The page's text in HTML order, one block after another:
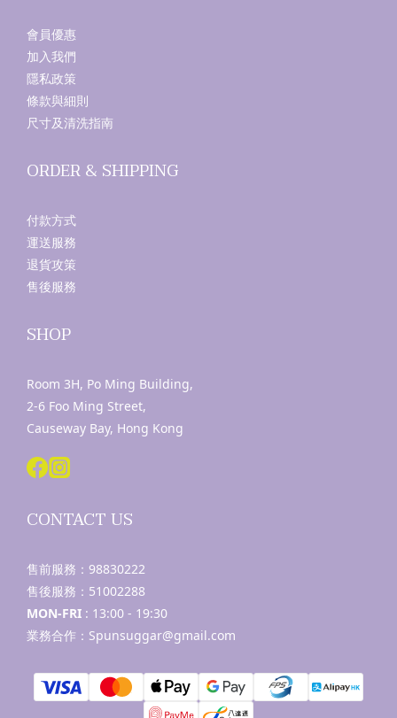
會員優惠
加入我們
隱私政策
條款與細則
尺寸及清洗指南
ORDER & SHIPPING
付款方式
運送服務
退貨攻策
售後服務
SHOP
Room 3H, Po Ming Building,
2-6 Foo Ming Street,
Causeway Bay, Hong Kong
CONTACT US
售前服務： 98830222
售後服務： 51002288
MON-FRI : 13:00 - 19:30
業務合作：Spunsuggar@gmail.com